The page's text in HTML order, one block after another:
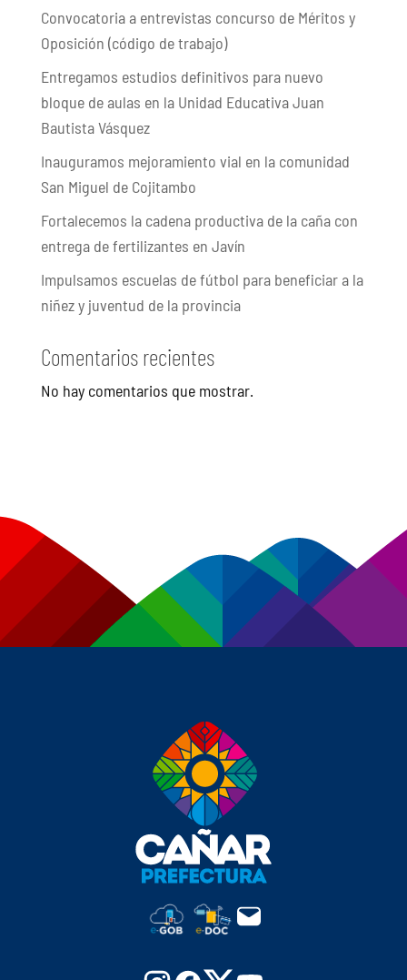
Convocatoria a entrevistas concurso de Méritos y
Oposición (código de trabajo)
Entregamos estudios definitivos para nuevo
bloque de aulas en la Unidad Educativa Juan
Bautista Vásquez
Inauguramos mejoramiento vial en la comunidad
San Miguel de Cojitambo
Fortalecemos la cadena productiva de la caña con
entrega de fertilizantes en Javín
Impulsamos escuelas de fútbol para beneficiar a la
niñez y juventud de la provincia
Comentarios recientes
No hay comentarios que mostrar.